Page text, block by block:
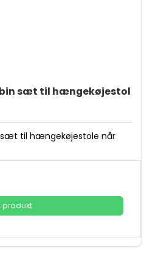
sæt til hængekøjestol
til hængekøjestole når
produkt